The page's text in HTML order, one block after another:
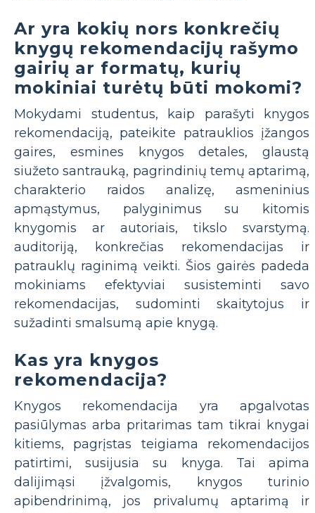
Ar yra kokių nors konkrečių
knygų rekomendacijų rašymo
gairių ar formatų, kurių
mokiniai turėtų būti mokomi?
Mokydami studentus, kaip parašyti knygos
rekomendaciją, pateikite patrauklios įžangos
gaires, esmines knygos detales, glaustą
siužeto santrauką, pagrindinių temų aptarimą,
charakterio raidos analizę, asmeninius
apmąstymus, palyginimus su kitomis
knygomis ar autoriais, tikslo svarstymą.
auditoriją, konkrečias rekomendacijas ir
patrauklų raginimą veikti. Šios gairės padeda
mokiniams efektyviai susisteminti savo
rekomendacijas, sudominti skaitytojus ir
sužadinti smalsumą apie knygą.
Kas yra knygos
rekomendacija?
Knygos rekomendacija yra apgalvotas
pasiūlymas arba pritarimas tam tikrai knygai
kitiems, pagrįstas teigiama rekomendacijos
patirtimi, susijusia su knyga. Tai apima
dalijimąsi įžvalgomis, knygos turinio
apibendrinimą, jos privalumų aptarimą ir